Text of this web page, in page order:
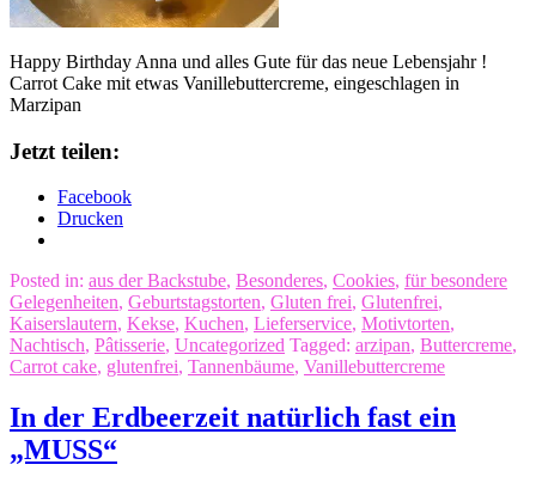
Happy Birthday Anna und alles Gute für das neue Lebensjahr !
Carrot Cake mit etwas Vanillebuttercreme, eingeschlagen in
Marzipan
Jetzt teilen:
Facebook
Drucken
Posted in: aus der Backstube, Besonderes, Cookies, für besondere
Gelegenheiten, Geburtstagstorten, Gluten frei, Glutenfrei,
Kaiserslautern, Kekse, Kuchen, Lieferservice, Motivtorten,
Nachtisch, Pâtisserie, Uncategorized Tagged: arzipan, Buttercreme,
Carrot cake, glutenfrei, Tannenbäume, Vanillebuttercreme
In der Erdbeerzeit natürlich fast ein
„MUSS“